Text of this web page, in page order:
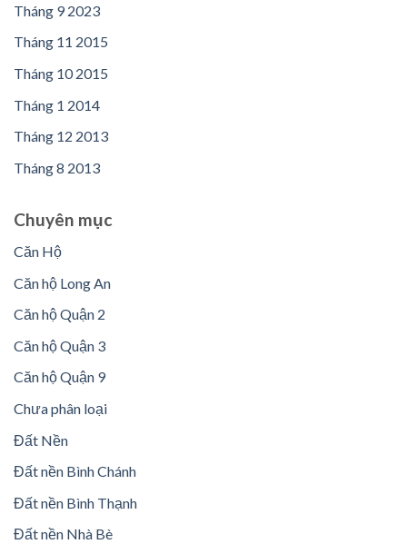
Tháng 9 2023
Tháng 11 2015
Tháng 10 2015
Tháng 1 2014
Tháng 12 2013
Tháng 8 2013
Chuyên mục
Căn Hộ
Căn hộ Long An
Căn hộ Quận 2
Căn hộ Quận 3
Căn hộ Quận 9
Chưa phân loại
Đất Nền
Đất nền Bình Chánh
Đất nền Bình Thạnh
Đất nền Nhà Bè